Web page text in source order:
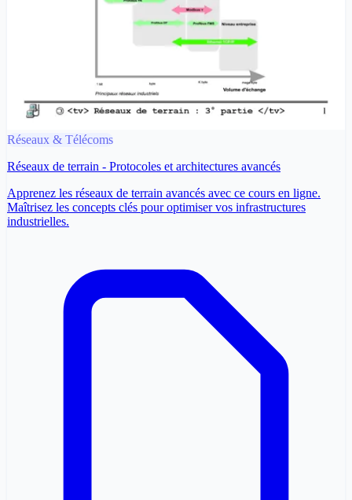
Réseaux & Télécoms
Réseaux de terrain - Protocoles et architectures avancés
Apprenez les réseaux de terrain avancés avec ce cours en ligne.
Maîtrisez les concepts clés pour optimiser vos infrastructures
industrielles.